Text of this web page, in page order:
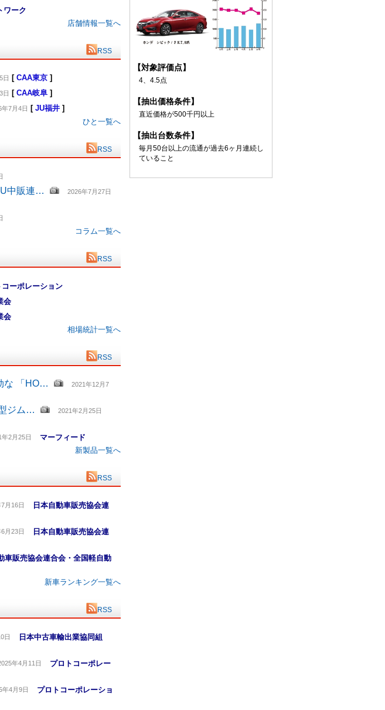
ワーク
店舗情報一覧へ
RSS
日 [ CAA東京 ]
日 [ CAA岐阜 ]
年7月4日 [ JU福井 ]
ひと一覧へ
RSS
中販連… 2026年7月27日
コラム一覧へ
RSS
コーポレーション
会
会
相場統計一覧へ
RSS
な 「HO… 2021年12月7
ジム… 2021年2月25日
年2月25日
マーフィード
新製品一覧へ
RSS
月16日 日本自動車販売協会連
月23日 日本自動車販売協会連
車販売協会連合会・全国軽自動
新車ランキング一覧へ
RSS
日 日本中古車輸出業協同組
年4月11日 プロトコーポレー
年4月9日 プロトコーポレーショ
【対象評価点】
4、4.5点
【抽出価格条件】
直近価格が500千円以上
【抽出台数条件】
毎月50台以上の流通が過去6ヶ月連続し
ていること